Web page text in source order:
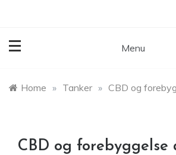
Menu
Home » Tanker » CBD og
CBD og forebyggelse